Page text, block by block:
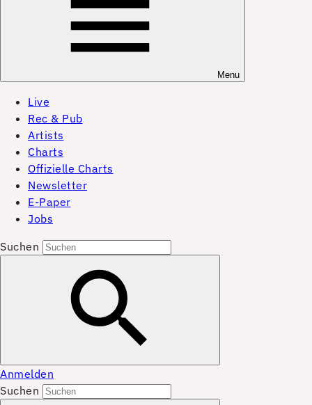
Menu
Live
Rec & Pub
Artists
Charts
Offizielle Charts
Newsletter
E-Paper
Jobs
Suchen
Anmelden
Suchen